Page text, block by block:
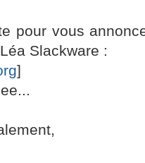
pour vous
Slackware :
]